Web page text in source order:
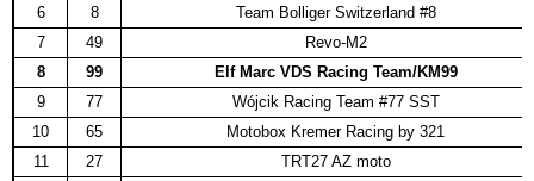
6 8
Team Bolliger Switzerland #8
7
49
Revo-M2
8
99
Elf Marc VDS Racing Team/KM99
9
77
Wójcik Racing Team #77 SST
10
65
Motobox Kremer Racing by 321
11
27
TRT27 AZ moto